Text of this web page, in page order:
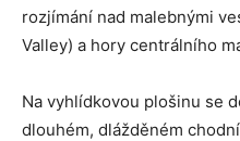
rozjímání nad malebnými
Valley) a hory centrálního
Na vyhlídkovou plošinu se
dlouhém, dlážděném